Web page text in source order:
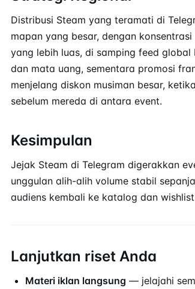
Distribusi Steam yang teramati di
mapan yang besar, dengan
yang lebih luas, di samping feed
dan mata uang, sementara promosi
menjelang diskon musiman besar,
sebelum mereda di antara event.
Kesimpulan
Jejak Steam di Telegram digerakkan
unggulan alih-alih volume stabil
audiens kembali ke katalog dan
Lanjutkan riset Anda
Materi iklan langsung — jelajahi